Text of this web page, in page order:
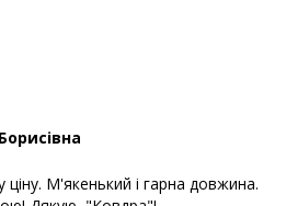
ціну. М'якенький і гарна довжина.